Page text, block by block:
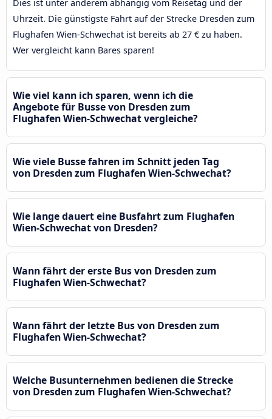
Dies ist unter anderem abhängig vom Reisetag und der
Uhrzeit. Die günstigste Fahrt auf der Strecke Dresden zum
Flughafen Wien-Schwechat ist bereits ab 27 € zu haben.
Wer vergleicht kann Bares sparen!
Wie viel kann ich sparen, wenn ich die
Angebote für Busse von Dresden zum
Flughafen Wien-Schwechat vergleiche?
Wie viele Busse fahren im Schnitt jeden Tag
von Dresden zum Flughafen Wien-Schwechat?
Wie lange dauert eine Busfahrt zum Flughafen
Wien-Schwechat von Dresden?
Wann fährt der erste Bus von Dresden zum
Flughafen Wien-Schwechat?
Wann fährt der letzte Bus von Dresden zum
Flughafen Wien-Schwechat?
Welche Busunternehmen bedienen die Strecke
von Dresden zum Flughafen Wien-Schwechat?